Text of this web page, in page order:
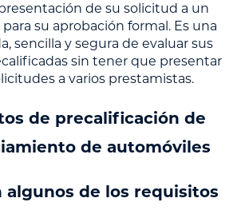
de su solicitud a un
su aprobación formal. Es una
sencilla y segura de evaluar sus
sin tener que presentar
a varios prestamistas.
de precalificación de
de automóviles
algunos de los requisitos